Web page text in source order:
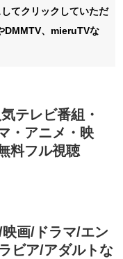
てクリックしていただ
DMMTV、mieruTVな
テレビ番組・
・アニメ・映
料フル視聴
画/ドラマ/エン
ビア/アダルトな